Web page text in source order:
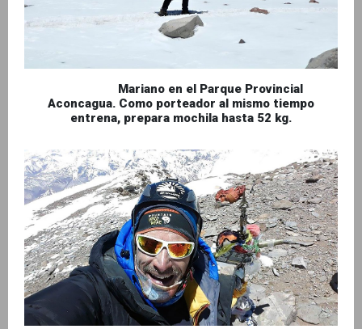
Mariano en el Parque Provincial
Aconcagua. Como porteador al mismo tiempo
entrena, prepara mochila hasta 52 kg.